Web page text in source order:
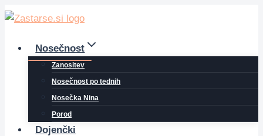
Skip
contentNosečnost
Zanositev
Nosečnost po tednih
Nosečka Nina
Porod
Dojenčki